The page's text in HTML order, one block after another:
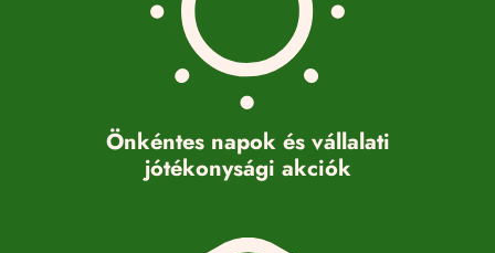
Önkéntes napok és vállalati
jótékonysági akciók